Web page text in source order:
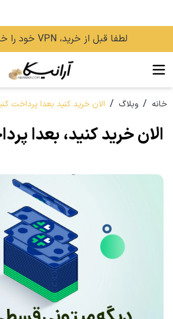
لطفا قبل از خرید، VPN خود را خاموش کنید.
خانه / وبلاگ / الان خرید کنید بعدا پرداخت
الان خرید کنید، بعدا